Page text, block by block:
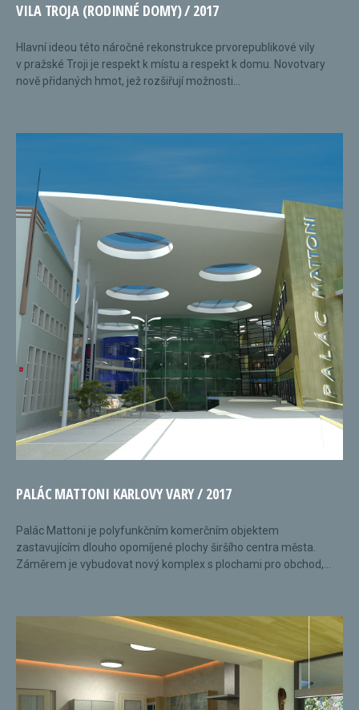
VILA TROJA (RODINNÉ DOMY) / 2017
Hlavní ideou této náročné rekonstrukce prvorepublikové vily
v pražské Troji je respekt k místu a respekt k domu. Novotvary
nově přidaných hmot, jež rozšiřují možnosti...
PALÁC MATTONI KARLOVY VARY / 2017
Palác Mattoni je polyfunkčním komerčním objektem
zastavujícím dlouho opomíjené plochy širšího centra města.
Záměrem je vybudovat nový komplex s plochami pro obchod,...